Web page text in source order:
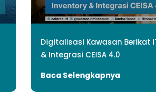
Digitalisasi Kawasan Berikat
& Integrasi CEISA 4.0
Baca Selengkapnya